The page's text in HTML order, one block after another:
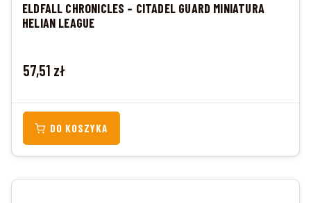
ELDFALL CHRONICLES – CITADEL GUARD MINIATURA
HELIAN LEAGUE
Cena
57,51 zł
DO KOSZYKA